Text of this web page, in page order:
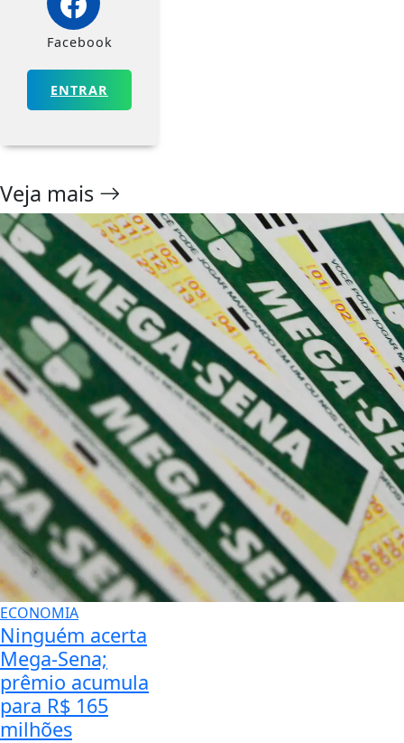
Facebook
ENTRAR
Veja mais
ECONOMIA
Ninguém acerta
Mega-Sena;
prêmio acumula
para R$ 165
milhões